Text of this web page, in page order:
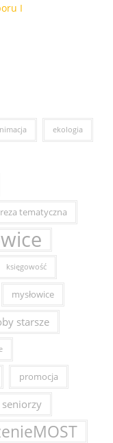
I
ekologia
tematyczna
księgowość
mysłowice
starsze
promocja
seniorzy